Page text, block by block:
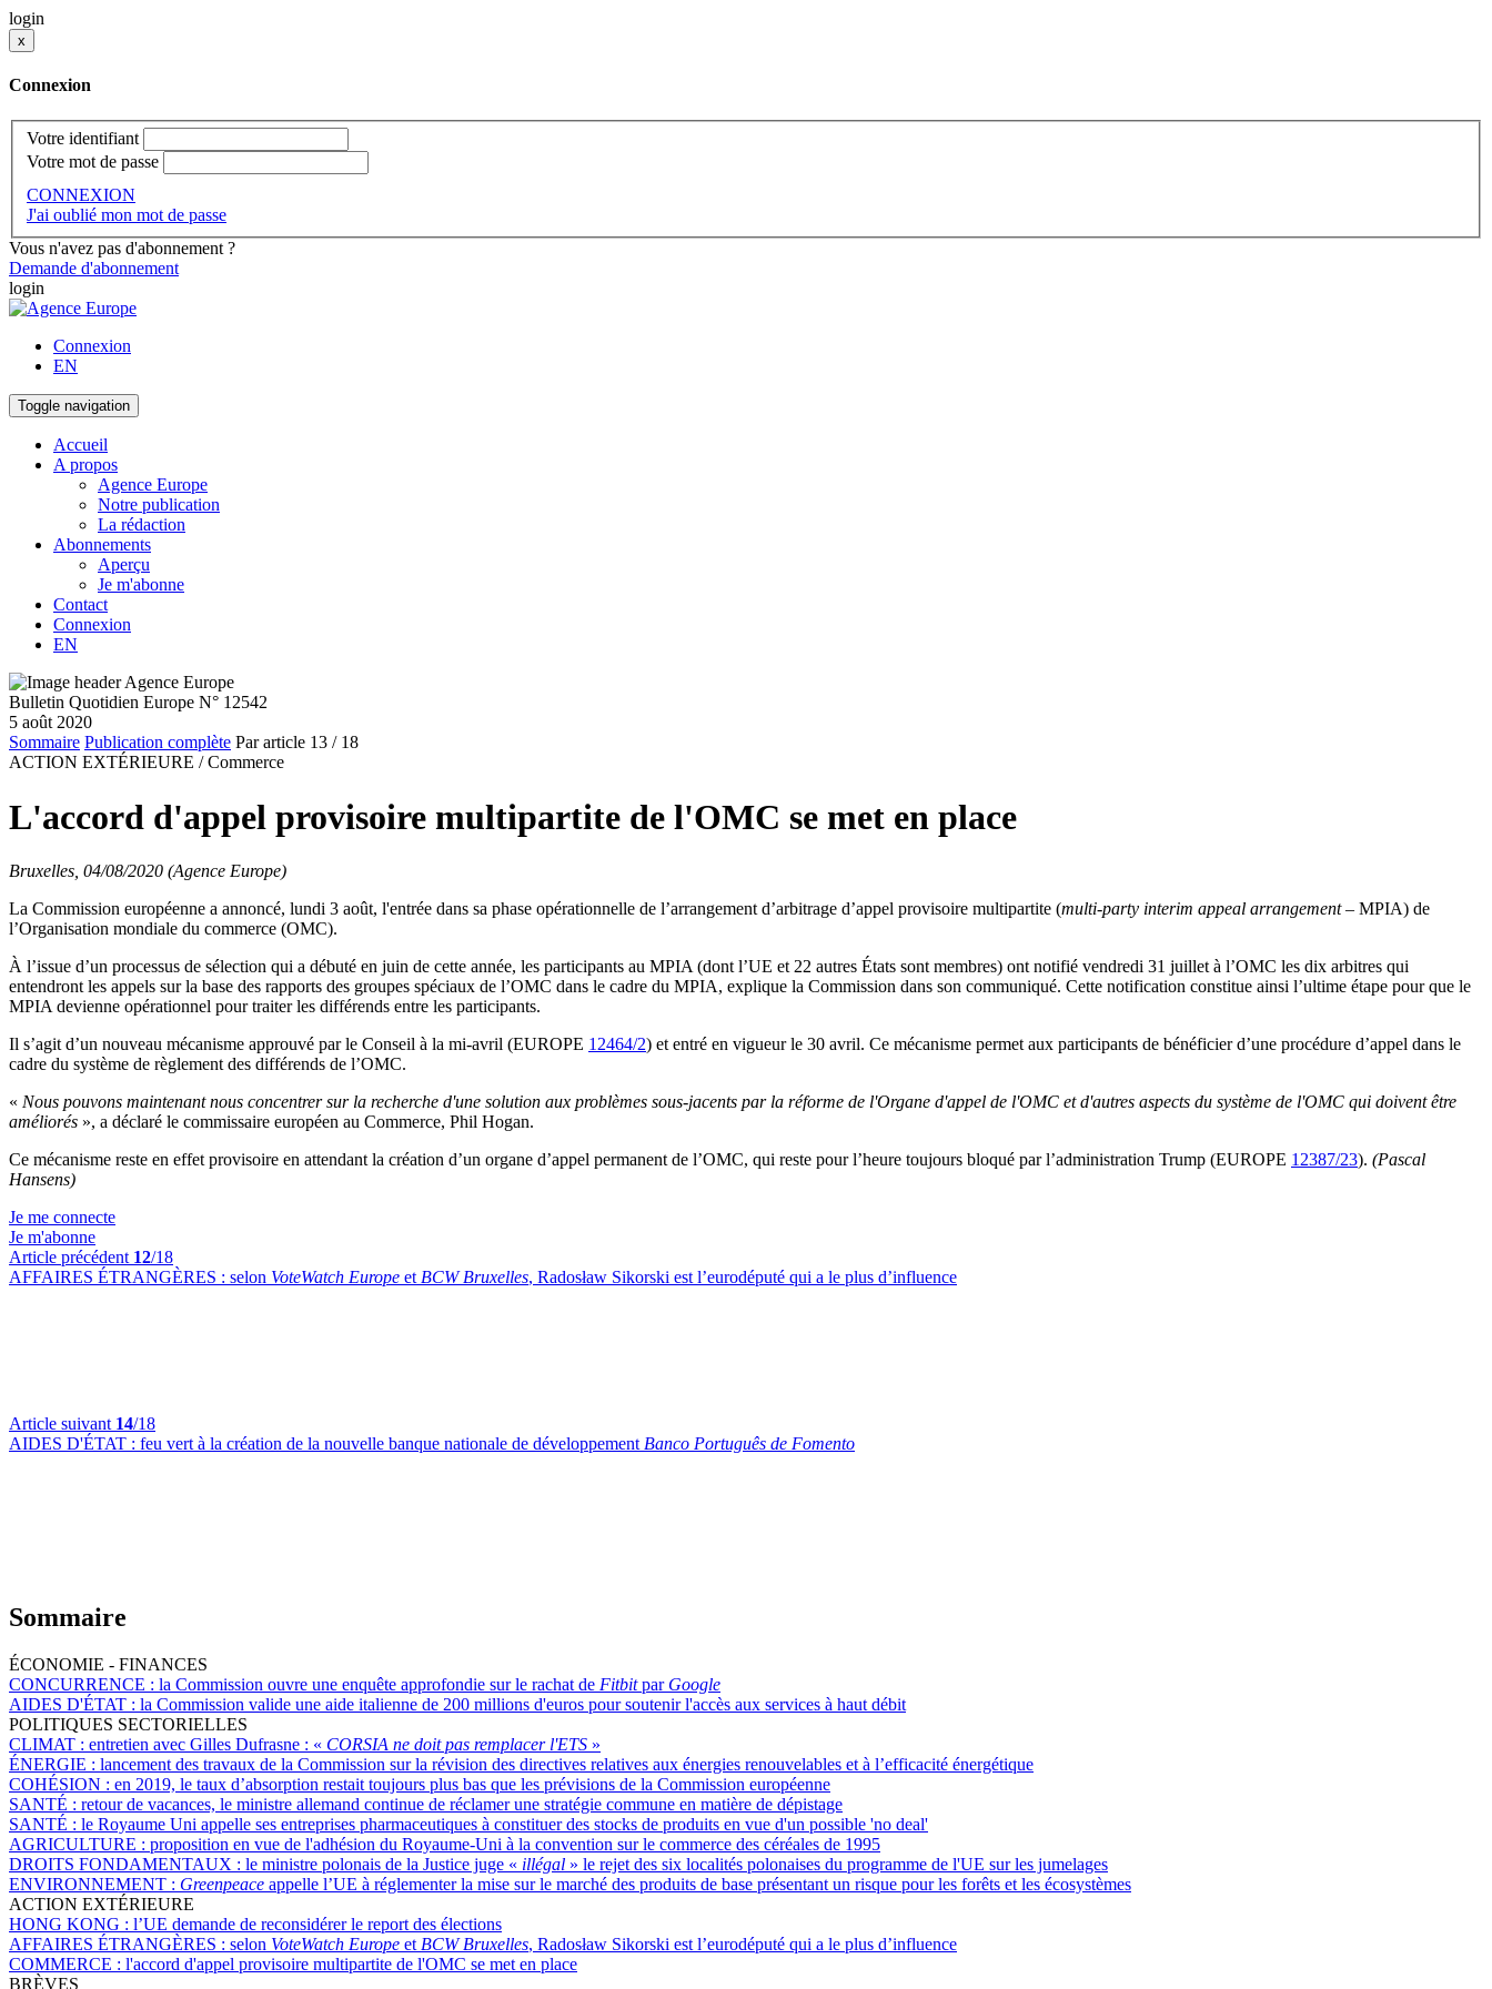
login
x
Connexion
Votre identifiant
Votre mot de passe
CONNEXION
J'ai oublié mon mot de passe
Vous n'avez pas d'abonnement ?
Demande d'abonnement
login
Connexion
EN
Toggle navigation
Accueil
A propos
Agence Europe
Notre publication
La rédaction
Abonnements
Aperçu
Je m'abonne
Contact
Connexion
EN
Bulletin Quotidien Europe N° 12542
5 août 2020
Sommaire Publication complète Par article 13 / 18
ACTION EXTÉRIEURE / Commerce
L'accord d'appel provisoire multipartite de l'OMC se met en place
Bruxelles, 04/08/2020 (Agence Europe)
La Commission européenne a annoncé, lundi 3 août, l'entrée dans sa phase opérationnelle de l’arrangement d’arbitrage d’appel provisoire multipartite (multi-party interim appeal arrangement– MPIA) de
l’Organisation mondiale du commerce (OMC).
À l’issue d’un processus de sélection qui a débuté en juin de cette année, les participants au MPIA (dont l’UE et 22 autres États sont membres) ont notifié vendredi 31 juillet à l’OMC les dix arbitres qui
entendront les appels sur la base des rapports des groupes spéciaux de l’OMC dans le cadre du MPIA, explique la Commission dans son communiqué. Cette notification constitue ainsi l’ultime étape pour que le
MPIA devienne opérationnel pour traiter les différends entre les participants.
Il s’agit d’un nouveau mécanisme approuvé par le Conseil à la mi-avril (EUROPE 12464/2) et entré en vigueur le 30 avril. Ce mécanisme permet aux participants de bénéficier d’une procédure d’appel dans le
cadre du système de règlement des différends de l’OMC.
« Nous pouvons maintenant nous concentrer sur la recherche d'une solution aux problèmes sous-jacents par la réforme de l'Organe d'appel de l'OMC et d'autres aspects du système de l'OMC qui doivent être
améliorés », a déclaré le commissaire européen au Commerce, Phil Hogan.
Ce mécanisme reste en effet provisoire en attendant la création d’un organe d’appel permanent de l’OMC, qui reste pour l’heure toujours bloqué par l’administration Trump (EUROPE 12387/23). (Pascal
Hansens)
Je me connecte
Je m'abonne
Article précédent 12/18
AFFAIRES ÉTRANGÈRES : selon VoteWatch Europe et BCW Bruxelles, Radosław Sikorski est l’eurodéputé qui a le plus d’influence
Article suivant 14/18
AIDES D'ÉTAT : feu vert à la création de la nouvelle banque nationale de développement Banco Português de Fomento
Sommaire
ÉCONOMIE - FINANCES
CONCURRENCE : la Commission ouvre une enquête approfondie sur le rachat de Fitbitpar Google
AIDES D'ÉTAT : la Commission valide une aide italienne de 200 millions d'euros pour soutenir l'accès aux services à haut débit
POLITIQUES SECTORIELLES
CLIMAT : entretien avec Gilles Dufrasne : « CORSIA ne doit pas remplacer l'ETS »
ÉNERGIE : lancement des travaux de la Commission sur la révision des directives relatives aux énergies renouvelables et à l’efficacité énergétique
COHÉSION : en 2019, le taux d’absorption restait toujours plus bas que les prévisions de la Commission européenne
SANTÉ : retour de vacances, le ministre allemand continue de réclamer une stratégie commune en matière de dépistage
SANTÉ : le Royaume Uni appelle ses entreprises pharmaceutiques à constituer des stocks de produits en vue d'un possible 'no deal'
AGRICULTURE : proposition en vue de l'adhésion du Royaume-Uni à la convention sur le commerce des céréales de 1995
DROITS FONDAMENTAUX : le ministre polonais de la Justice juge « illégal » le rejet des six localités polonaises du programme de l'UE sur les jumelages
ENVIRONNEMENT : Greenpeace appelle l’UE à réglementer la mise sur le marché des produits de base présentant un risque pour les forêts et les écosystèmes
ACTION EXTÉRIEURE
HONG KONG : l’UE demande de reconsidérer le report des élections
AFFAIRES ÉTRANGÈRES : selon VoteWatch Europe et BCW Bruxelles, Radosław Sikorski est l’eurodéputé qui a le plus d’influence
COMMERCE : l'accord d'appel provisoire multipartite de l'OMC se met en place
BRÈVES